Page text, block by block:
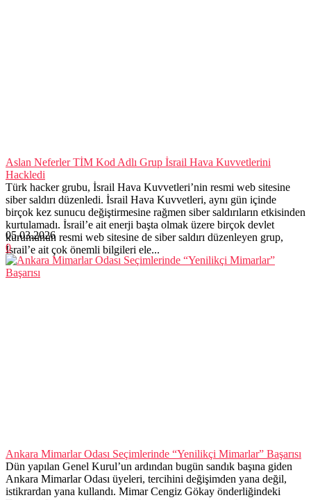
Aslan Neferler TİM Kod Adlı Grup İsrail Hava Kuvvetlerini
Hackledi
Türk hacker grubu, İsrail Hava Kuvvetleri’nin resmi web sitesine
siber saldırı düzenledi. İsrail Hava Kuvvetleri, aynı gün içinde
birçok kez sunucu değiştirmesine rağmen siber saldırıların etkisinden
kurtulamadı. İsrail’e ait enerji başta olmak üzere birçok devlet
kurumunun resmi web sitesine de siber saldırı düzenleyen grup,
İsrail’e ait çok önemli bilgileri ele...
05.03.2026
0
Ankara Mimarlar Odası Seçimlerinde “Yenilikçi Mimarlar” Başarısı
Dün yapılan Genel Kurul’un ardından bugün sandık başına giden
Ankara Mimarlar Odası üyeleri, tercihini değişimden yana değil,
istikrardan yana kullandı. Mimar Cengiz Gökay önderliğindeki